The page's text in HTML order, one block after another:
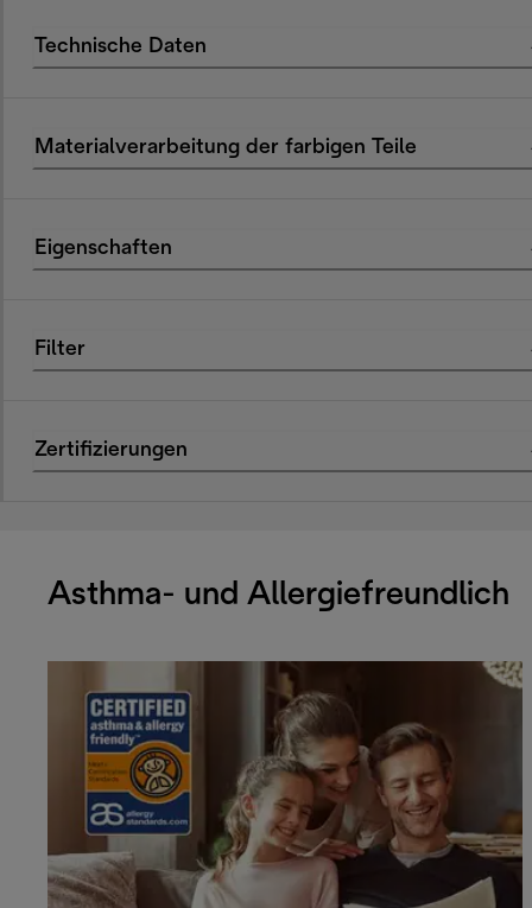
Technische Daten
Materialverarbeitung der farbigen Teile
Eigenschaften
Filter
Zertifizierungen
Asthma- und Allergiefreundlich